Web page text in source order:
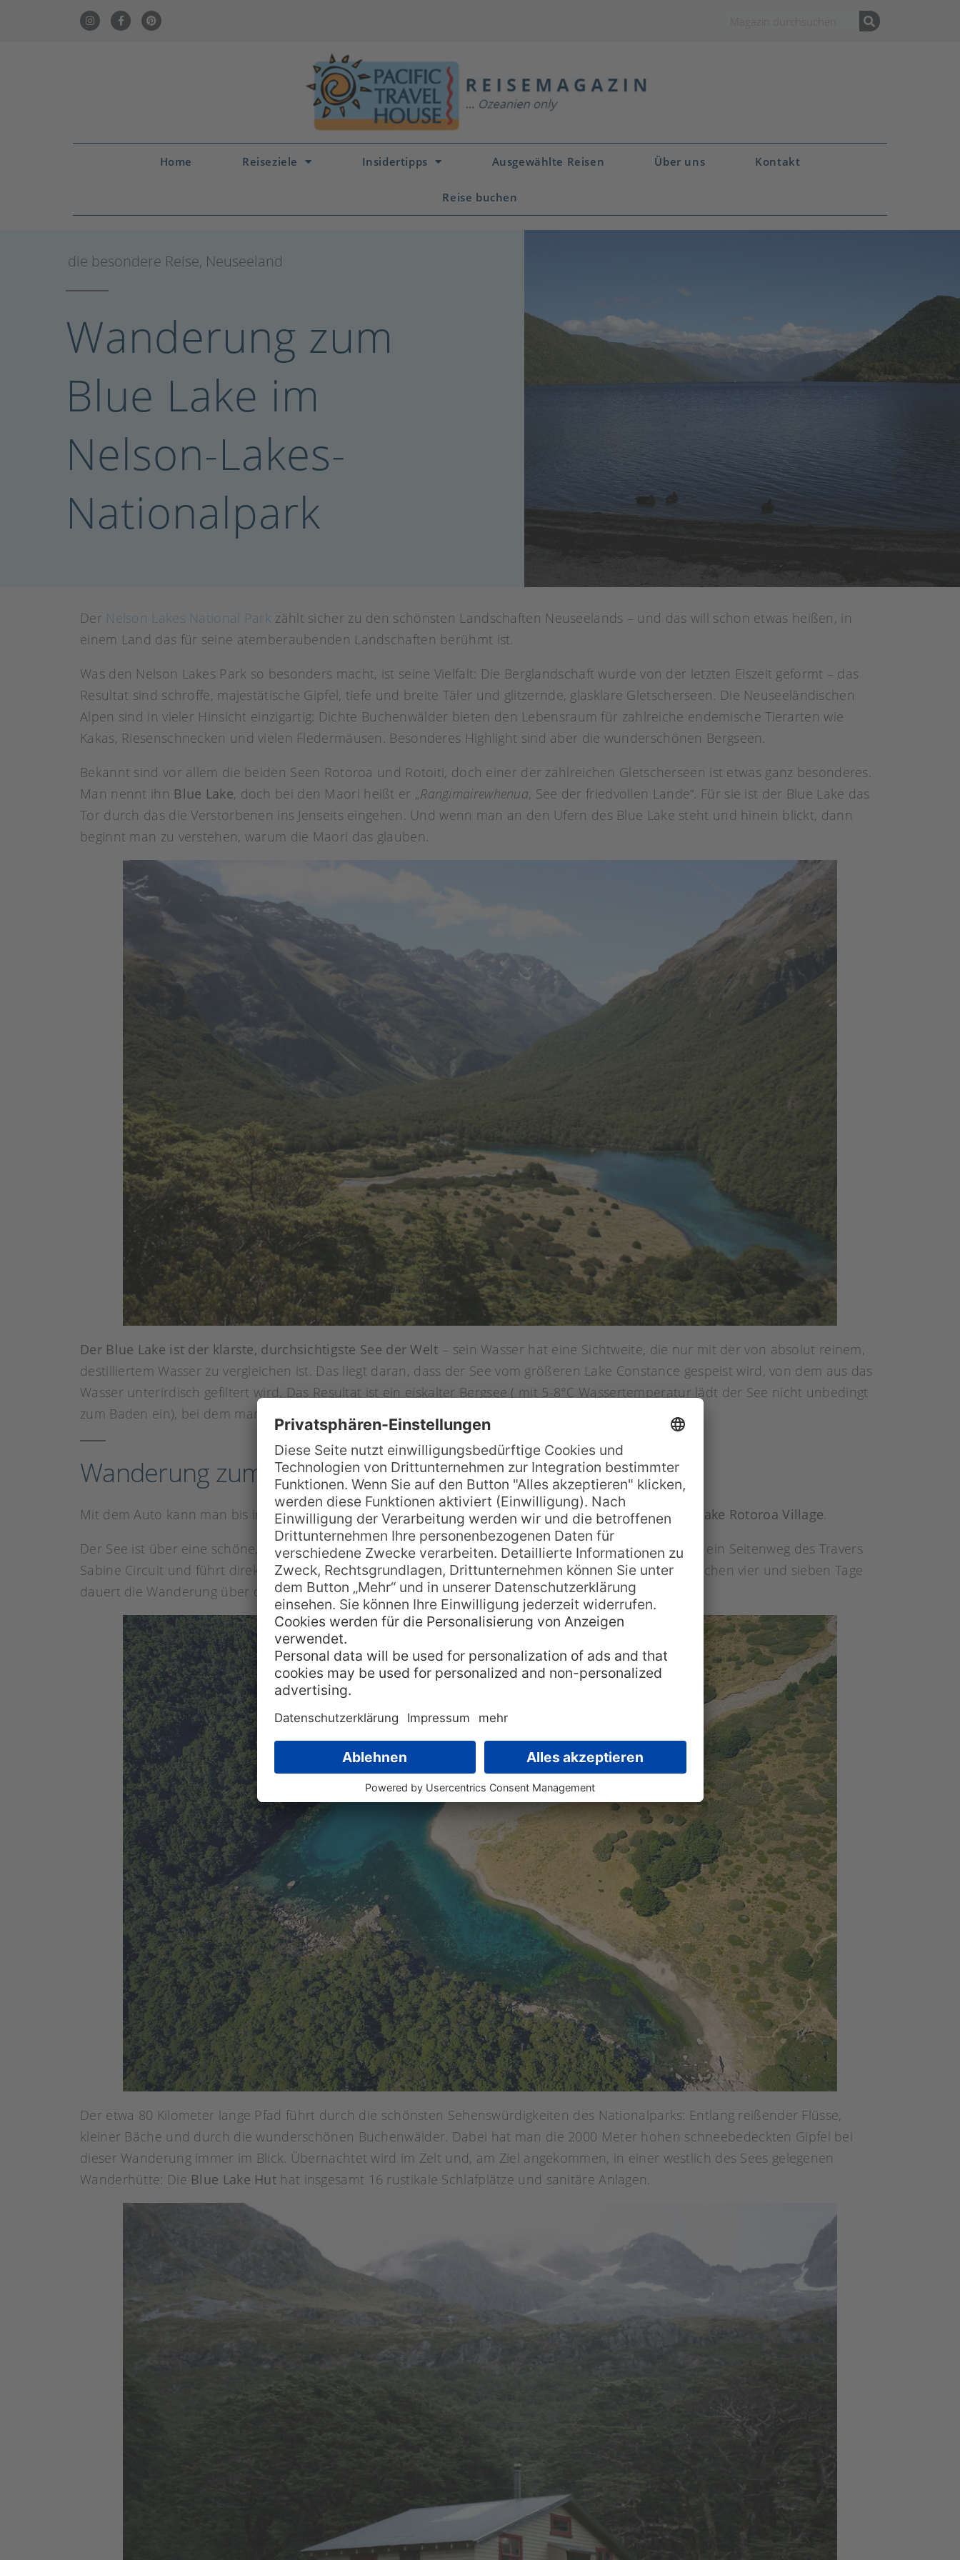
Home Reiseziele Insidertipps Ausgewählte Reisen Über uns Kontakt
Reise buchen
die besondere Reise, Neuseeland
Wanderung zum
Blue Lake im
Nelson-Lakes-
Nationalpark
Der Nelson Lakes National Park zählt sicher zu den schönsten Landschaften Neuseelands – und das will schon etwas heißen, in
einem Land das für seine atemberaubenden Landschaften berühmt ist.
Was den Nelson Lakes Park so besonders macht, ist seine Vielfalt: Die Berglandschaft wurde von der letzten Eiszeit geformt – das
Resultat sind schroffe, majestätische Gipfel, tiefe und breite Täler und glitzernde, glasklare Gletscherseen. Die Neuseeländischen
Alpen sind in vieler Hinsicht einzigartig: Dichte Buchenwälder bieten den Lebensraum für zahlreiche endemische Tierarten wie
Kakas, Riesenschnecken und vielen Fledermäusen. Besonderes Highlight sind aber die wunderschönen Bergseen.
Bekannt sind vor allem die beiden Seen Rotoroa und Rotoiti, doch einer der zahlreichen Gletscherseen ist etwas ganz besonderes.
Man nennt ihn Blue Lake, doch bei den Maori heißt er „Rangimairewhenua, See der friedvollen Lande“. Für sie ist der Blue Lake das
Tor durch das die Verstorbenen ins Jenseits eingehen. Und wenn man an den Ufern des Blue Lake steht und hinein blickt, dann
beginnt man zu verstehen, warum die Maori das glauben.
Der Blue Lake ist der klarste, durchsichtigste See der Welt – sein Wasser hat eine Sichtweite, die nur mit der von absolut reinem,
destilliertem Wasser zu vergleichen ist. Das liegt daran, dass der See vom größeren Lake Constance gespeist wird, von dem aus das
Wasser unterirdisch gefiltert wird. Das Resultat ist ein eiskalter Bergsee ( mit 5-8°C Wassertemperatur lädt der See nicht unbedingt
zum Baden ein), bei dem man selbst in großer Tiefe noch bis auf den Grund sehen kann.
Wanderung zum Blue Lake
Mit dem Auto kann man bis in den Nelson Lakes National Park hinein fahren, Ziel ist idealerweise das Lake Rotoroa Village.
Der See ist über eine schöne, aber anspruchsvolle Wanderroute zu erreichen: DerBlue Lakes Track
ist ein Seitenweg des Travers
Sabine Circuit und führt direkt zum See. Alternativ kann man auch über den Waiau Pass wandern. Zwischen vier und sieben Tage
dauert die Wanderung über den Blue Lakes Track und den Travers Sabine Circuit.
Der etwa 80 Kilometer lange Pfad führt durch die schönsten Sehenswürdigkeiten des Nationalparks: Entlang reißender Flüsse,
kleiner Bäche und durch die wunderschönen Buchenwälder. Dabei hat man die 2000 Meter hohen schneebedeckten Gipfel bei
dieser Wanderung immer im Blick. Übernachtet wird im Zelt und, am Ziel angekommen, in einer westlich des Sees gelegenen
Wanderhütte: Die Blue Lake Hut hat insgesamt 16 rustikale Schlafplätze und sanitäre Anlagen.